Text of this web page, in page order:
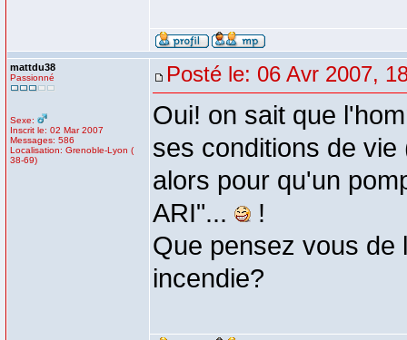
mattdu38
Passionné
Sexe:
Inscrit le: 02 Mar 2007
Messages: 586
Localisation: Grenoble-Lyon (
38-69)
Posté le: 06 Avr 2007,
Oui! on sait que
ses conditions de
alors pour qu'un
ARI"...
!
Que pensez vous de
incendie?